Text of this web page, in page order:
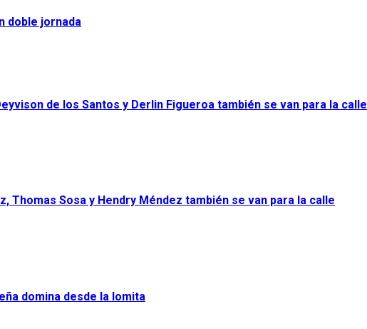
doble jornada
de los Santos y Derlin Figueroa también se van para la calle
Thomas Sosa y Hendry Méndez también se van para la calle
domina desde la lomita